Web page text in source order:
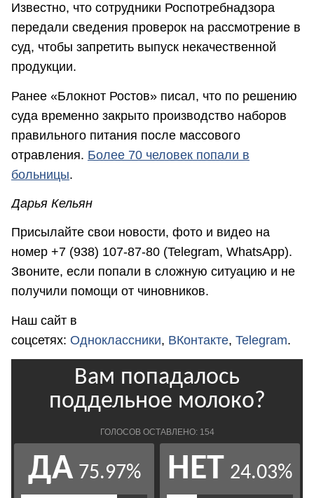
Известно, что сотрудники Роспотребнадзора
передали сведения проверок на рассмотрение в
суд, чтобы запретить выпуск некачественной
продукции.
Ранее «Блокнот Ростов» писал, что по решению
суда временно закрыто производство наборов
правильного питания после массового
отравления. Более 70 человек попали в
больницы.
Дарья Кельян
Присылайте свои новости, фото и видео на
номер +7 (938) 107-87-80 (Telegram, WhatsApp).
Звоните, если попали в сложную ситуацию и не
получили помощи от чиновников.
Наш сайт в
соцсетях: Одноклассники, ВКонтакте, Telegram.